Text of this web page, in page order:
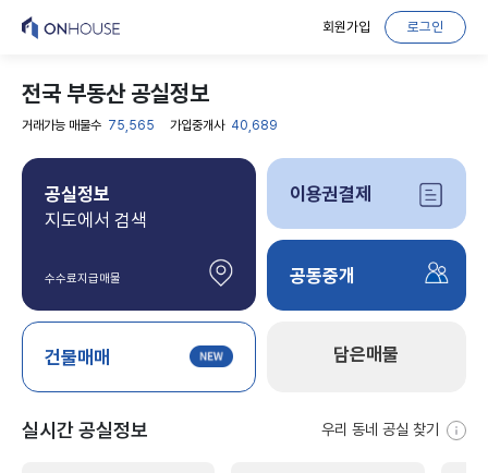
회원가입 로그인
전국 부동산 공실정보
거래가능 매물수 75,565 가입중개사 40,689
공실정보
지도에서 검색
수수료지급매물
건물매매
이용권결제
공동중개
담은매물
실시간 공실정보 우리 동네 공실 찾기